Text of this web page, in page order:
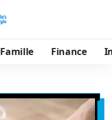
Famille Finance